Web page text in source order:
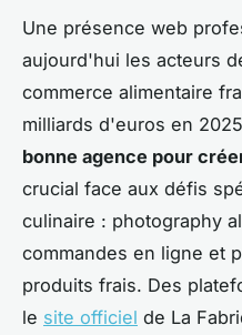
Une présence web
aujourd'hui les acteurs
commerce alimentaire
milliards d'euros en
bonne agence pour
crucial face aux défis
culinaire : photography
commandes en ligne et
produits frais. Des
le site officiel de La